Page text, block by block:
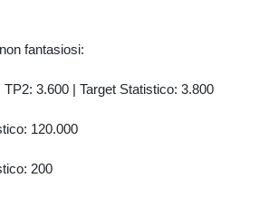
fantasiosi:
3.600 | Target Statistico: 3.800
120.000
200